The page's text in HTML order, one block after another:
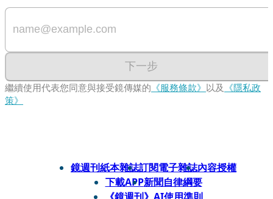
下一步
繼續使用代表您同意與接受鏡傳媒的 《服務條款》 以及 《隱私政
策》
鏡週刊紙本雜誌訂閱電子雜誌內容授權
下載APP新聞自律綱要